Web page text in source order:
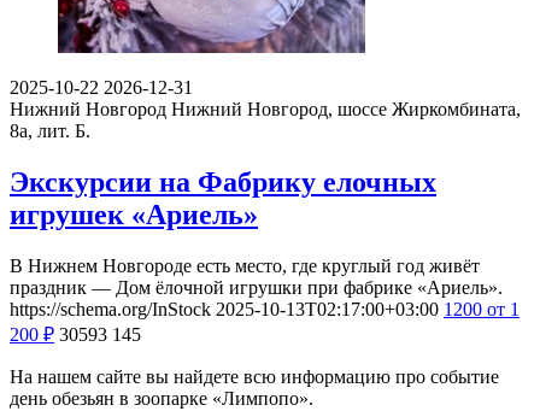
2025-10-22 2026-12-31
Нижний Новгород Нижний Новгород, шоссе Жиркомбината,
8а, лит. Б.
Экскурсии на Фабрику елочных
игрушек «Ариель»
В Нижнем Новгороде есть место, где круглый год живёт
праздник — Дом ёлочной игрушки при фабрике «Ариель».
https://schema.org/InStock 2025-10-13T02:17:00+03:00 1200 от 1
200 ₽ 30593 145
На нашем сайте вы найдете всю информацию про событие
день обезьян в зоопарке «Лимпопо».